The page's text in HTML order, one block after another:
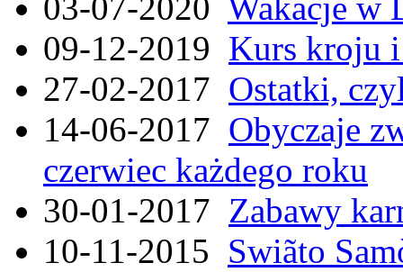
03-07-2020 Wakacje w
09-12-2019 Kurs kroju i
27-02-2017 Ostatki,
14-06-2017 Obyczaje
czerwiec każdego roku
30-01-2017 Zabawy
10-11-2015 Swiãto